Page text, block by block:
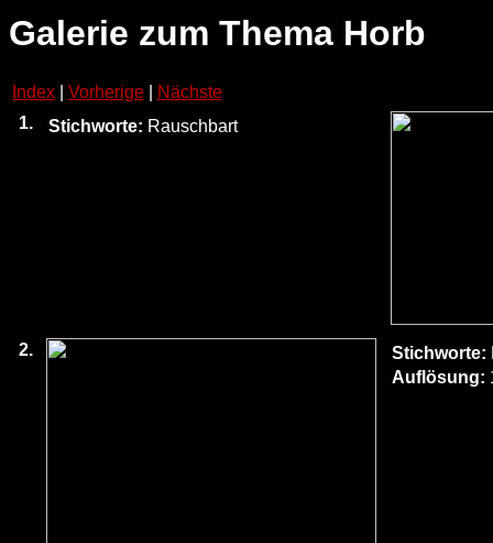
Galerie zum Thema Horb
Index| Vorherige|
Nächste
1.
Stichworte: Rauschbart
2. Stichworte:
Auflösung: